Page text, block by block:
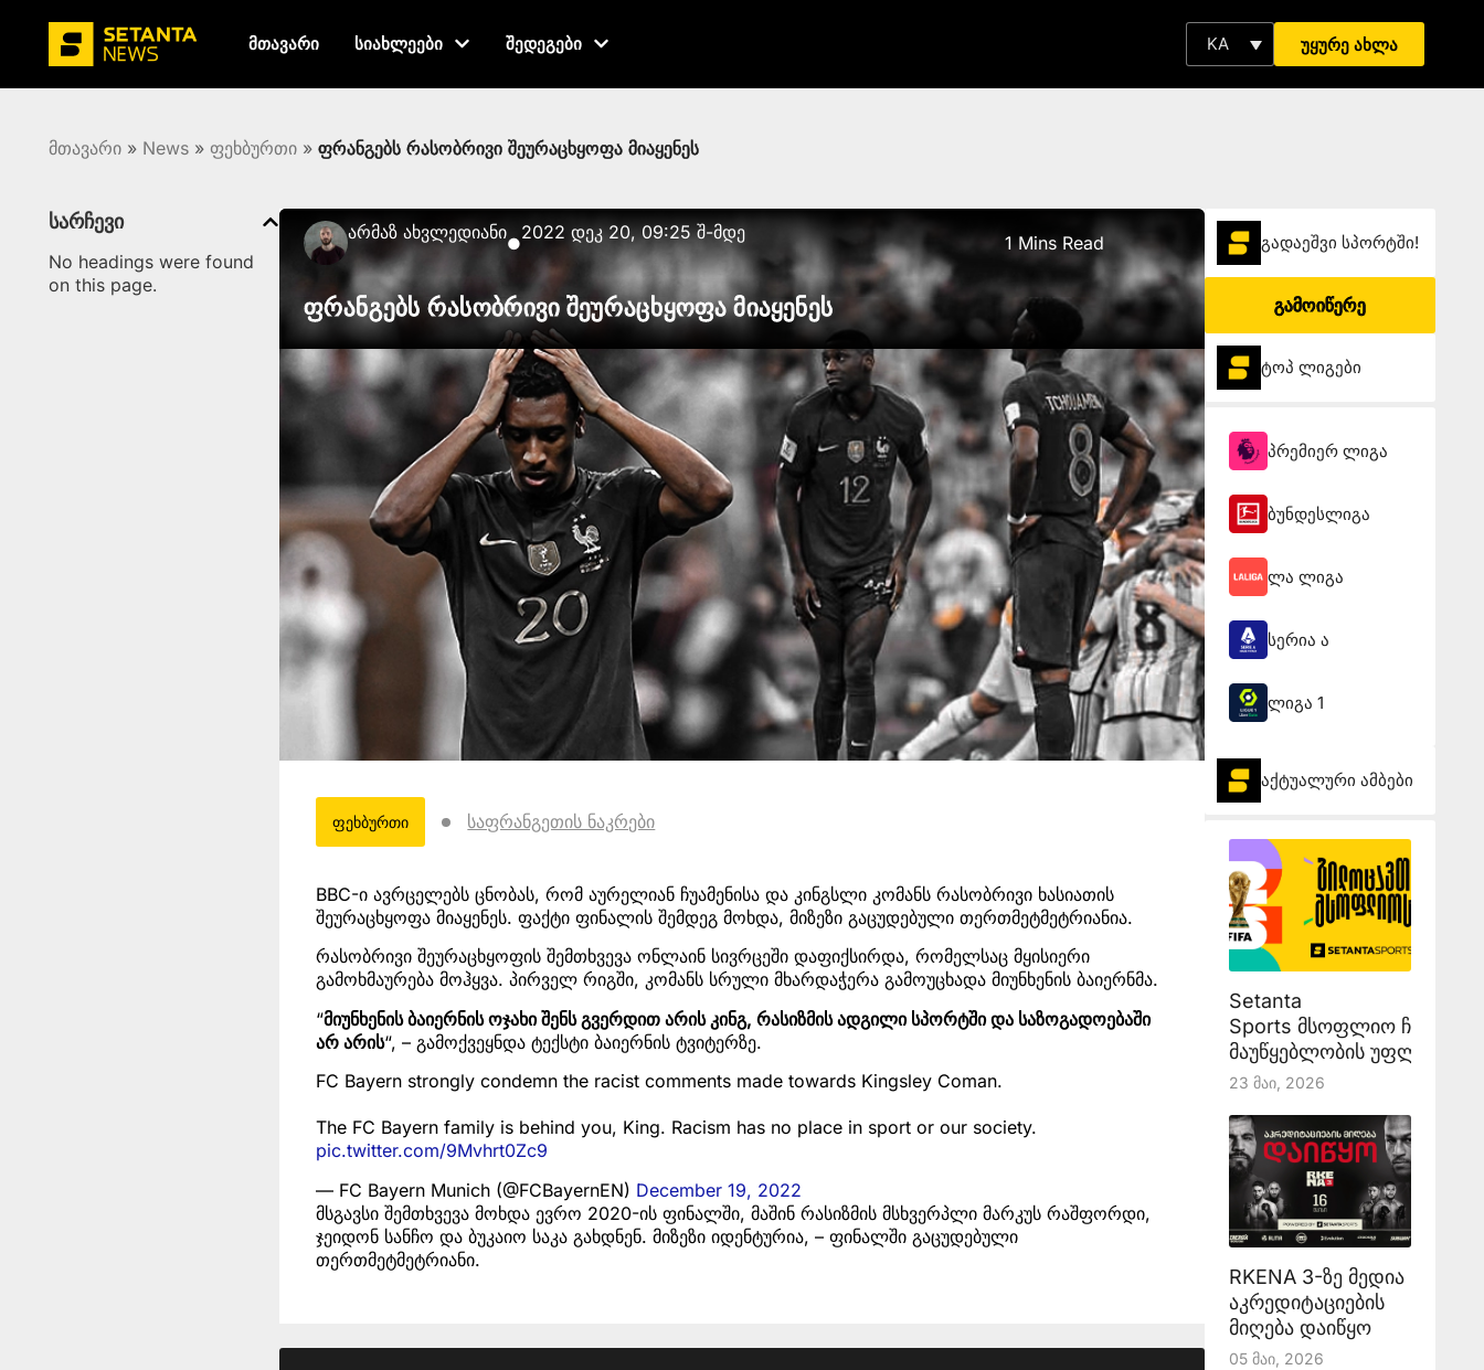
მთავარი სიახლეები შედეგები KA უყურე ახლა
მთავარი » News » ფეხბურთი » ფრანგებს რასობრივი შეურაცხყოფა მიაყენეს
სარჩევი
No headings were found
on this page.
Არმაზ Ახვლედიანი●2022 დეკ 20, 09:25 შ-მდე 1 Mins Read
ფრანგებს რასობრივი შეურაცხყოფა მიაყენეს
ფეხბურთი საფრანგეთის ნაკრები
BBC-ი ავრცელებს ცნობას, რომ აურელიან ჩუამენისა და კინგსლი კომანს რასობრივი ხასიათის
შეურაცხყოფა მიაყენეს. ფაქტი ფინალის შემდეგ მოხდა, მიზეზი გაცუდებული თერთმეტმეტრიანია.
რასობრივი შეურაცხყოფის შემთხვევა ონლაინ სივრცეში დაფიქსირდა, რომელსაც მყისიერი
გამოხმაურება მოჰყვა. პირველ რიგში, კომანს სრული მხარდაჭერა გამოუცხადა მიუნხენის ბაიერნმა.
“მიუნხენის ბაიერნის ოჯახი შენს გვერდით არის კინგ, რასიზმის ადგილი სპორტში და საზოგადოებაში
არ არის“, – გამოქვეყნდა ტექსტი ბაიერნის ტვიტერზე.
FC Bayern strongly condemn the racist comments made towards Kingsley Coman.
The FC Bayern family is behind you, King. Racism has no place in sport or our society.
pic.twitter.com/9Mvhrt0Zc9
— FC Bayern Munich (@FCBayernEN) December 19, 2022
მსგავსი შემთხვევა მოხდა ევრო 2020-ის ფინალში, მაშინ რასიზმის მსხვერპლი მარკუს რაშფორდი,
ჯეიდონ სანჩო და ბუკაიო საკა გახდნენ. მიზეზი იდენტურია, – ფინალში გაცუდებული
თერთმეტმეტრიანი.
გადაეშვი სპორტში!
გამოიწერე
ტოპ ლიგები
პრემიერ ლიგა
ბუნდესლიგა
ლა ლიგა
სერია ა
ლიგა 1
აქტუალური ამბები
Setanta
Sports მსოფლიო
მაუწყებლობის უფლებას
23 Მაი, 2026
RKENA 3-ზე მედია
აკრედიტაციების
მიღება დაიწყო
05 Მაი, 2026